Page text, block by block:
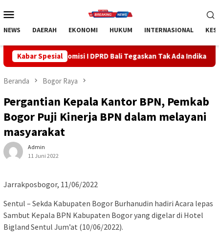
ke
Mobile
NEWS DAERAH EKONOMI HUKUM INTERNASIONAL
Kabar Spesial
I DPRD Bali Tegaskan Tak Ada Indikasi Penyalahgunaan
Beranda Bogor Raya
Pergantian Kepala Kantor BPN, Pemkab
Bogor Puji Kinerja BPN dalam melayani
masyarakat
Admin
11 Juni 2022
Jarrakposbogor, 11/06/2022
Sentul – Sekda Kabupaten Bogor Burhanudin hadiri Acara lepas
Sambut Kepala BPN Kabupaten Bogor yang digelar di Hotel
Bigland Sentul Jum’at (10/06/2022).